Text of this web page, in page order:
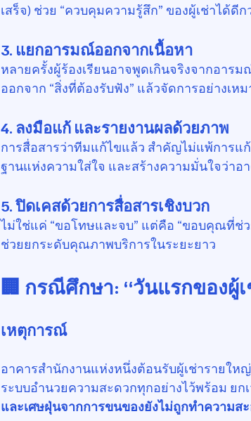
เสร็จ) ช่วย “ควบคุมความรู้สึก” ของผู้เช่าได้
3. แยกอารมณ์ออกจากเนื้อหา
หลายครั้งผู้ร้องเรียนอาจพูดเกินจริงจากอาร
ออกจาก “สิ่งที่ต้องรับฟัง” แล้วจัดการอย่างเห
4. ลงมือแก้ และรายงานผลด้วยภาพ
การสื่อสารว่าทีมแก้ไขแล้ว สำคัญไม่แพ้การแ
ฐานแห่งความใส่ใจ และสร้างความมั่นใจว่าอ
5. ปิดเคสด้วยการสื่อสารเชิงบวก
ไม่ใช่แค่ “ขอโทษและจบ” แต่คือ “ขอบคุณที่ช่
ช่วยยกระดับคุณภาพบริการในระยะยาว
🏢 กรณีศึกษา: “วันแรกของผู้
เหตุการณ์
อาคารสำนักงานแห่งหนึ่งต้อนรับผู้เช่ารายให
ระบบอำนวยความสะดวกทุกอย่างไว้พร้อม ย
และเศษฝุ่นจากการขนของยังไม่ถูกทำความส